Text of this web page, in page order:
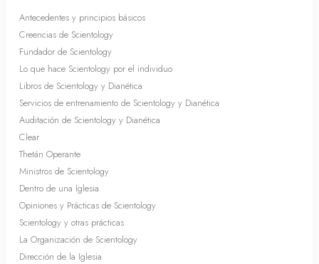
Antecedentes y principios básicos
Creencias de Scientology
Fundador de Scientology
Lo que hace Scientology por el individuo
Libros de Scientology y Dianética
Servicios de entrenamiento de Scientology y Dianética
Auditación de Scientology y Dianética
Clear
Thetán Operante
Ministros de Scientology
Dentro de una Iglesia
Opiniones y Prácticas de Scientology
Scientology y otras prácticas
La Organización de Scientology
Dirección de la Iglesia